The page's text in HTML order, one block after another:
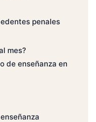
penales
mes?
de enseñanza en